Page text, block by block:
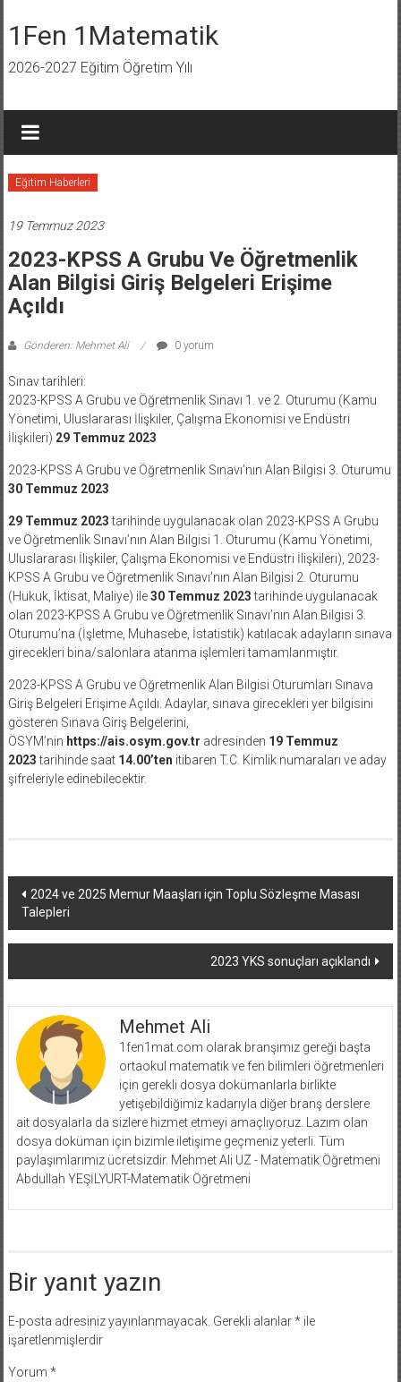
geç
1Fen 1Matematik
2026-2027 Eğitim Öğretim Yılı
Eğitim Haberleri
19 Temmuz 2023
2023-KPSS A Grubu Ve Öğretmenlik
Alan Bilgisi Giriş Belgeleri Erişime
Açıldı
Gönderen: Mehmet Ali 0 yorum
Sınav tarihleri:
2023-KPSS A Grubu ve Öğretmenlik Sınavı 1. ve 2. Oturumu (Kamu
Yönetimi, Uluslararası İlişkiler, Çalışma Ekonomisi ve Endüstri
İlişkileri) 29 Temmuz 2023
2023-KPSS A Grubu ve Öğretmenlik Sınavı’nın Alan Bilgisi 3. Oturumu
30 Temmuz 2023
29 Temmuz 2023tarihinde uygulanacak olan 2023-KPSS A Grubu
ve Öğretmenlik Sınavı’nın Alan Bilgisi 1. Oturumu (Kamu Yönetimi,
Uluslararası İlişkiler, Çalışma Ekonomisi ve Endüstri İlişkileri), 2023-
KPSS A Grubu ve Öğretmenlik Sınavı’nın Alan Bilgisi 2. Oturumu
(Hukuk, İktisat, Maliye) ile30 Temmuz 2023tarihinde uygulanacak
olan 2023-KPSS A Grubu ve Öğretmenlik Sınavı’nın Alan Bilgisi 3.
Oturumu’na (İşletme, Muhasebe, İstatistik) katılacak adayların sınava
girecekleri bina/salonlara atanma işlemleri tamamlanmıştır.
2023-KPSS A Grubu ve Öğretmenlik Alan Bilgisi Oturumları Sınava
Giriş Belgeleri Erişime Açıldı. Adaylar, sınava girecekleri yer bilgisini
gösteren Sınava Giriş Belgelerini,
ÖSYM’nin https://ais.osym.gov.tr adresinden 19 Temmuz
2023tarihinde saat 14.00’ten itibaren T.C. Kimlik numaraları ve aday
şifreleriyle edinebilecektir.
Yazı
dolaşımı
2024 ve 2025 Memur Maaşları için Toplu Sözleşme Masası
Talepleri
2023 YKS sonuçları açıklandı
Mehmet Ali
1fen1mat.com olarak branşımız gereği başta
ortaokul matematik ve fen bilimleri öğretmenleri
için gerekli dosya dokümanlarla birlikte
yetişebildiğimiz kadarıyla diğer branş derslere
ait dosyalarla da sizlere hizmet etmeyi amaçlıyoruz. Lazım olan
dosya doküman için bizimle iletişime geçmeniz yeterli. Tüm
paylaşımlarımız ücretsizdir. Mehmet Ali UZ - Matematik Öğretmeni
Abdullah YEŞİLYURT-Matematik Öğretmeni
Bir yanıt yazın
E-posta adresiniz yayınlanmayacak. Gerekli alanlar*ile
işaretlenmişlerdir
Yorum *